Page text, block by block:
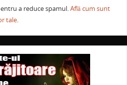
a reduce spamul.Află cum sunt
tale.